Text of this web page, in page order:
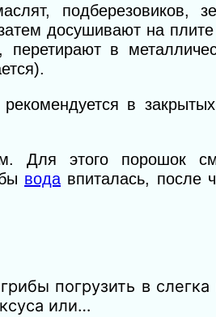
подберезовиков,
досушивают на
в
в
Для этого порошок
вода впиталась, после
погрузить в
или…